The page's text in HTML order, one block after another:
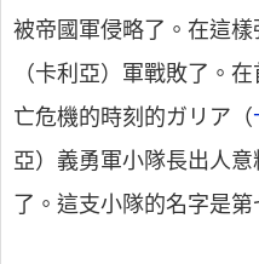
被帝國軍侵略了。在這
（卡利亞）軍戰敗了。
亡危機的時刻的ガリア（
亞）義勇軍小隊長出人
了。這支小隊的名字是第